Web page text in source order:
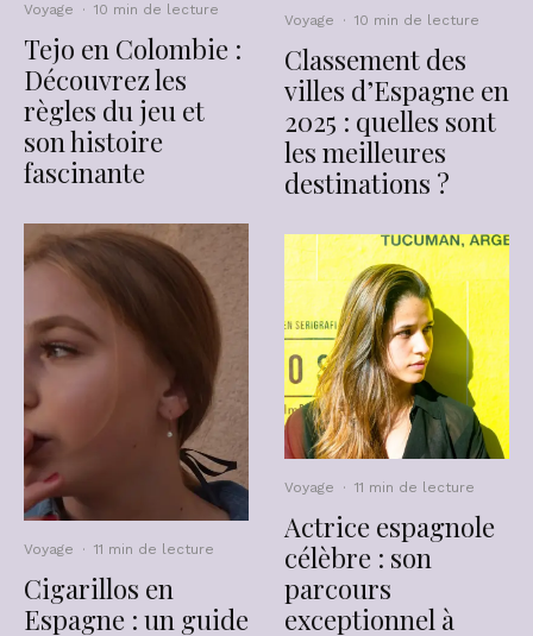
Voyage · 10 min de lecture
Tejo en Colombie :
Découvrez les
règles du jeu et
son histoire
fascinante
Voyage · 11 min de lecture
Cigarillos en
Espagne : un guide
Voyage · 10 min de lecture
Classement des
villes d’Espagne en
2025 : quelles sont
les meilleures
destinations ?
Voyage · 11 min de lecture
Actrice espagnole
célèbre : son
parcours
exceptionnel à